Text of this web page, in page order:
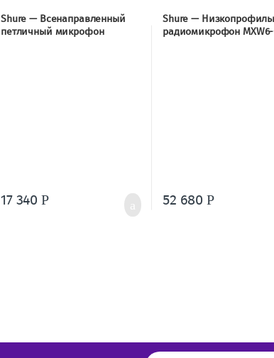
Shure — Всенаправленный
петличный микрофон
17 340Р
Shure —
радиомикрофон
52 680Р